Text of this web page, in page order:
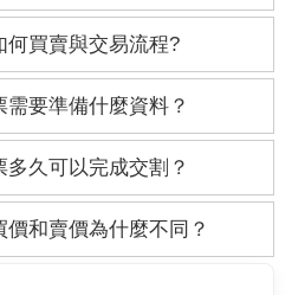
何買賣與交易流程?
要準備什麼資料？
久可以完成交割？
和賣價為什麼不同？